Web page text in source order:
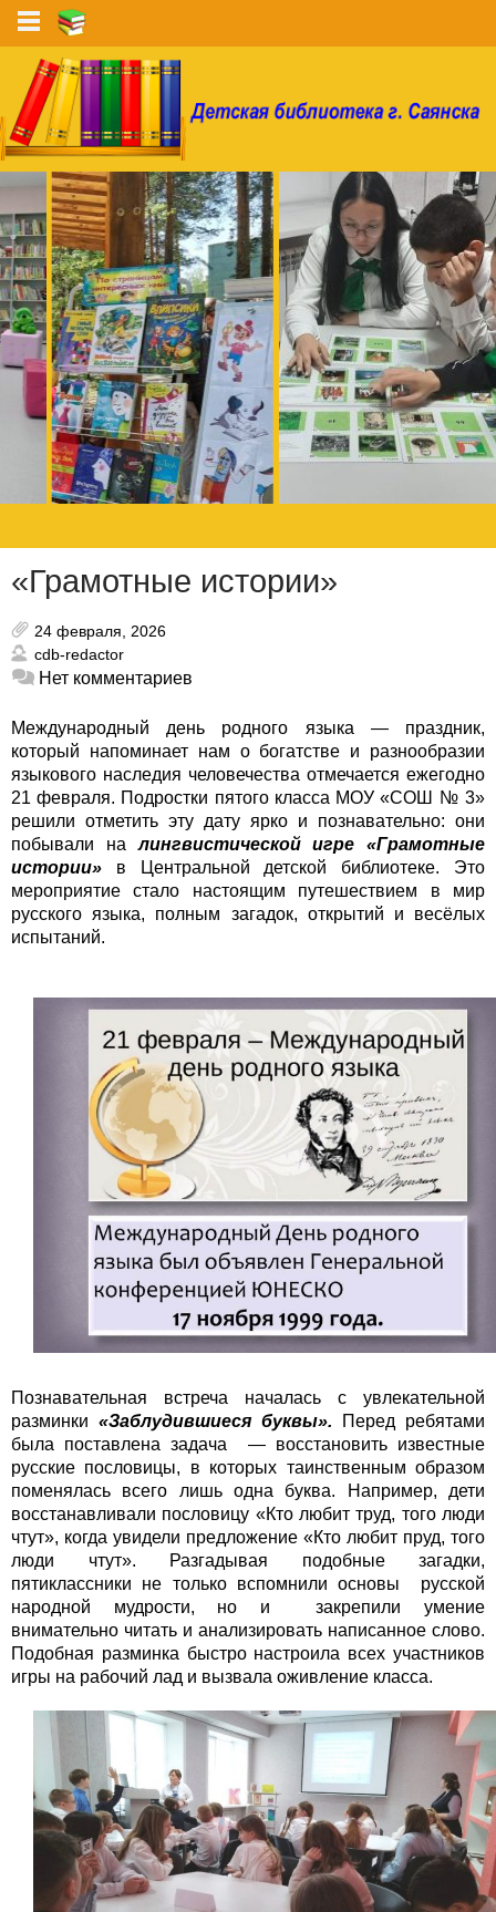
«Грамотные истории»
24 февраля, 2026
cdb-redactor
Нет комментариев
Международный день родного языка — праздник,
который напоминает нам о богатстве и разнообразии
языкового наследия человечества отмечается ежегодно
21 февраля. Подростки пятого класса МОУ «СОШ № 3»
решили отметить эту дату ярко и познавательно: они
побывали налингвистической игре «Грамотные
истории» в Центральной детской библиотеке. Это
мероприятие стало настоящим путешествием в мир
русского языка, полным загадок, открытий и весёлых
испытаний.
Познавательная встреча началась с увлекательной
разминки «Заблудившиеся буквы». Перед ребятами
была поставлена задача — восстановить известные
русские пословицы, в которых таинственным образом
поменялась всего лишь одна буква. Например, дети
восстанавливали пословицу «Кто любит труд, того люди
чтут», когда увидели предложение «Кто любит пруд, того
люди чтут». Разгадывая подобные загадки,
пятиклассники не только вспомнили основы русской
народной мудрости, но и закрепили умение
внимательно читать и анализировать написанное слово.
Подобная разминка быстро настроила всех участников
игры на рабочий лад и вызвала оживление класса.